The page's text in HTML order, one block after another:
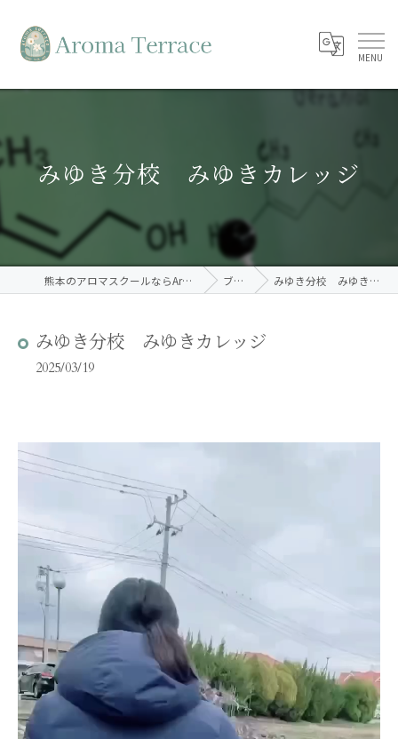
みゆき分校 みゆきカレッジ
熊本のアロマスクールならAroma Terrace ブログ みゆき分校 みゆきカレッジ
みゆき分校 みゆきカレッジ
2025/03/19